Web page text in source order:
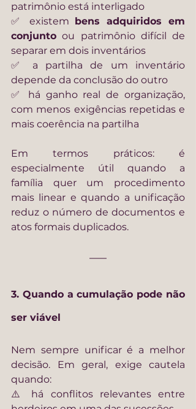
patrimônio está interligado
✅ existem bens adquiridos em
conjunto ou patrimônio difícil de
separar em dois inventários
✅ a partilha de um inventário
depende da conclusão do outro
✅ há ganho real de organização,
com menos exigências repetidas e
mais coerência na partilha
Em termos práticos: é
especialmente útil quando a
família quer um procedimento
mais linear e quando a unificação
reduz o número de documentos e
atos formais duplicados.
3. Quando a cumulação pode não
ser viável
Nem sempre unificar é a melhor
decisão. Em geral, exige cautela
quando:
⚠️ há conflitos relevantes entre